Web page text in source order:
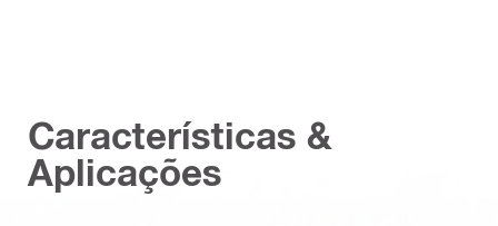
Características &
Aplicações